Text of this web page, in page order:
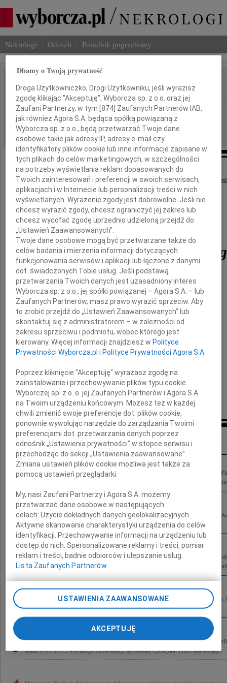
Nekrologi Odeszli Poradnik pogrzebowy
IMIĘ I NAZWISKO: Andrzej Olechowski
REGION: cała Polska
DATA EMISJI: 29.04.2026
Z głębokim smutkiem przyjęliśmy wiadomość o
Andrzeja
ekonomisty, dyplomaty i męża stanu,
współtwórcy polskiej transformacji.
Rodzinie i Bliskim
Wojciech i Agnieszka Kostrzewa
Inne kondolencje
Odszedł Andrzej Olechowski Dyplomata, polityk, ekonomista, jeden z założycieli
Minister i wiceminister w rządach po 1989 roku. Człowiek dialogu, zawsze pełen
Jackowi Olechowskiemu wyrazy głębokiego współczucia z powodu śmierci Taty,
Składamy najszczersze kondolencje również całej Rodzinie i Bliskim łącząc się w...
Z głębokim smutkiem żegnamy dr. Andrzeja Olechowskiego Wieloletniego
Banku Handlowego w Warszawie S.A. Człowieka wybitnej klasy i prawości.
Z wielkim smutkiem żegnamy Andrzeja Olechowskiego byłego Ministra
Zagranicznych, Członka Rady Dyrektorów Polsko-Amerykańskiego Funduszu...
Z głębokim smutkiem przyjąłem wiadomość o odejściu Andrzeja Olechowskiego
latach 1993-1995, wybitnego ekonomisty, dyplomaty i polityka. Przez lata swojej...
Dbamy o Twoją prywatność
Droga Użytkowniczko, Drogi Użytkowniku, jeśli wyrazisz
zgodę klikając "Akceptuję", Wyborcza sp. z o.o. oraz jej
Zaufani Partnerzy, w tym [874 ] Zaufanych Partnerów IAB,
jak również Agora S.A. będąca spółką powiązaną z
Wyborcza sp. z o.o., będą przetwarzać Twoje dane
osobowe takie jak adresy IP, adresy e-mail czy
identyfikatory plików cookie lub inne informacje zapisane w
tych plikach do celów marketingowych, w szczególności
na potrzeby wyświetlania reklam dopasowanych do
Twoich zainteresowań i preferencji w swoich serwisach,
aplikacjach i w Internecie lub personalizacji treści w nich
wyświetlanych. Wyrażenie zgody jest dobrowolne. Jeśli nie
chcesz wyrazić zgody, chcesz ograniczyć jej zakres lub
chcesz wycofać zgodę uprzednio udzieloną przejdź do
„Ustawień Zaawansowanych”.
Twoje dane osobowe mogą być przetwarzane także do
celów badania i mierzenia informacji dotyczących
funkcjonowania serwisów i aplikacji lub łączone z danymi
dot. świadczonych Tobie usług. Jeśli podstawą
przetwarzania Twoich danych jest uzasadniony interes
Wyborcza sp. z o.o., jej spółki powiązanej – Agora S.A. – lub
Zaufanych Partnerów, masz prawo wyrazić sprzeciw. Aby
to zrobić przejdź do „Ustawień Zaawansowanych” lub
skontaktuj się z administratorem – w zależności od
zakresu sprzeciwu i podmiotu, wobec którego jest
kierowany. Więcej informacji znajdziesz w Polityce
Prywatności Wyborcza.pl i Polityce Prywatności Agora S.A.
Poprzez kliknięcie "Akceptuję" wyrażasz zgodę na
zainstalowanie i przechowywanie plików typu cookie
Wyborczej sp. z o. o. jej Zaufanych Partnerów i Agora S.A.
na Twoim urządzeniu końcowym. Możesz też w każdej
chwili zmienić swoje preferencje dot. plików cookie,
ponownie wywołując narzędzie do zarządzania Twoimi
preferencjami dot. przetwarzania danych poprzez
odnośnik „Ustawienia prywatności” w stopce serwisu i
przechodząc do sekcji „Ustawienia zaawansowane”.
Zmiana ustawień plików cookie możliwa jest także za
pomocą ustawień przeglądarki.
My, nasi Zaufani Partnerzy i Agora S.A. możemy
przetwarzać dane osobowe w następujących
celach:Użycie dokładnych danych geolokalizacyjnych.
Aktywne skanowanie charakterystyki urządzenia do celów
identyfikacji. Przechowywanie informacji na urządzeniu lub
dostęp do nich. Spersonalizowane reklamy i treści, pomiar
reklam i treści, badnie odbiorców i ulepszanie usług.
Lista Zaufanych Partnerów
USTAWIENIA ZAAWANSOWANE
AKCEPTUJĘ